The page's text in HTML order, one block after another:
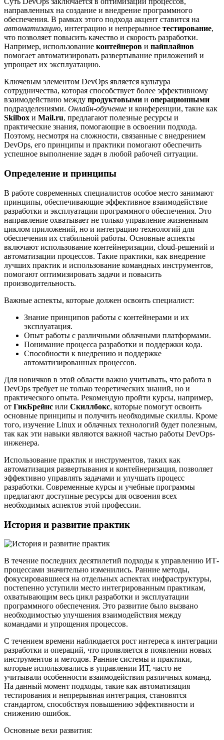
направленных на создание и внедрение программного
обеспечения. В рамках этого подхода акцент ставится на
автоматизацию, интеграцию и непрерывное тестирование,
что позволяет повысить качество и скорость разработки.
Например, использование контейнеров и пайплайнов
помогает автоматизировать развертывание приложений и
упрощает их эксплуатацию.
Ключевым элементом DevOps является культура
сотрудничества, которая способствует более эффективному
взаимодействию между продуктовыми и операционными
подразделениями. Онлайн-обучение и конференции, такие как
Skilbox и Mail.ru, предлагают полезные ресурсы и
практические знания, помогающие в освоении подхода.
Поэтому, несмотря на сложности, связанные с внедрением
DevOps, его принципы и практики помогают обеспечить
успешное выполнение задач в любой рабочей ситуации.
Определение и принципы
В работе современных специалистов особое место занимают
принципы, обеспечивающие эффективное взаимодействие
разработки и эксплуатации программного обеспечения. Это
направление охватывает не только управление жизненным
циклом приложений, но и интеграцию технологий для
обеспечения их стабильной работы. Основные аспекты
включают использование контейнеризации, cloud-решений и
автоматизации процессов. Такие практики, как внедрение
лучших практик и использование командных инструментов,
помогают оптимизировать задачи и повысить
производительность.
Важные аспекты, которые должен освоить специалист:
Знание принципов работы с контейнерами и их
эксплуатация.
Опыт работы с различными облачными платформами.
Понимание процесса разработки и поддержки кода.
Способности к внедрению и поддержке
автоматизированных процессов.
Для новичков в этой области важно учитывать, что работа в
DevOps требует не только теоретических знаний, но и
практического опыта. Рекомендую пройти курсы, например,
от ГикБрейнс или Скиллбокс, которые помогут освоить
основные принципы и получить необходимые скиллы. Кроме
того, изучение Linux и облачных технологий будет полезным,
так как эти навыки являются важной частью работы DevOps-
инженера.
Использование практик и инструментов, таких как
автоматизация развертывания и контейнеризация, позволяет
эффективно управлять задачами и улучшать процесс
разработки. Современные курсы и учебные программы
предлагают доступные ресурсы для освоения всех
необходимых аспектов этой профессии.
История и развитие практик
В течение последних десятилетий подходы к управлению ИТ-
процессами значительно изменились. Ранние методы,
фокусировавшиеся на отдельных аспектах инфраструктуры,
постепенно уступили место интегрированным практикам,
охватывающим весь цикл разработки и эксплуатации
программного обеспечения. Это развитие было вызвано
необходимостью улучшения взаимодействия между
командами и упрощения процессов.
С течением времени наблюдается рост интереса к интеграции
разработки и операций, что проявляется в появлении новых
инструментов и методов. Ранние системы и практики,
которые использовались в управлении ИТ, часто не
учитывали особенности взаимодействия различных команд.
На данный момент подходы, такие как автоматизация
тестирования и непрерывная интеграция, становятся
стандартом, способствуя повышению эффективности и
снижению ошибок.
Основные вехи развития: